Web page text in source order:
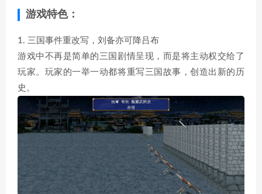
游戏特色：
1. 三国事件重改写，刘备亦可降吕布
游戏中不再是简单的三国剧情呈现，而是将主动权交给了
玩家。玩家的一举一动都将重写三国故事，创造出新的历
史。